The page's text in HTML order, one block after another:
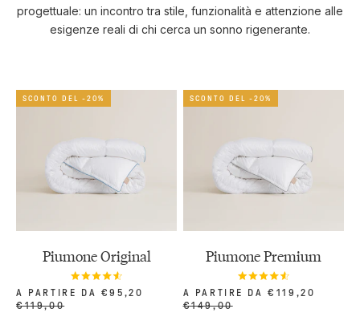
progettuale: un incontro tra stile, funzionalità e attenzione alle
esigenze reali di chi cerca un sonno rigenerante.
SCONTO DEL -20%
Piumone Original
PREZZO SCONTATO
A PARTIRE DA €95,20
PREZZO
€119,00
SCONTO DEL -20%
Piumone Premium
PREZZO SCONTATO
A PARTIRE DA €119,20
PREZZO
€149,00